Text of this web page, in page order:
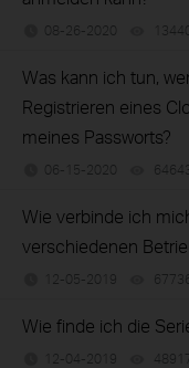
08-26-2020
Was kann ich tun,
Registrieren eines
meines Passworts?
06-15-2020
Wie verbinde ich
verschiedenen
12-05-2019
Wie finde ich die
12-04-2019